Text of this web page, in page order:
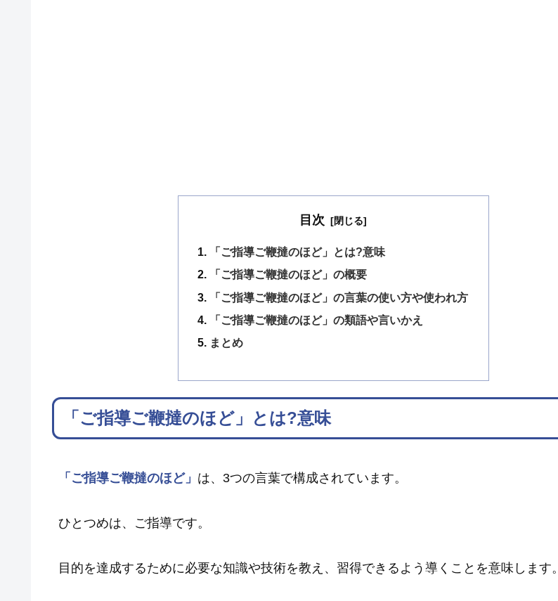
目次
「ご指導ご鞭撻のほど」とは?意味
「ご指導ご鞭撻のほど」の概要
「ご指導ご鞭撻のほど」の言葉の使い方や使われ方
「ご指導ご鞭撻のほど」の類語や言いかえ
まとめ
「ご指導ご鞭撻のほど」とは?意味
「ご指導ご鞭撻のほど」 は、3つの言葉で構成されています。
ひとつめは、ご指導です。
目的を達成するために必要な知識や技術を教え、習得できるよう導くことを意味します。